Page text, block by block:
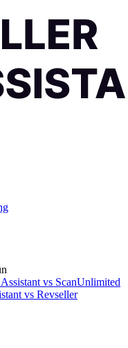
vs ScanUnlimited
vs Revseller